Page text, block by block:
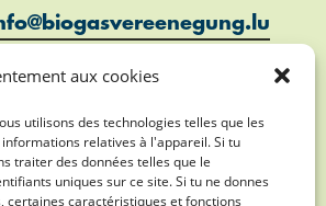
aux cookies
utilisons des technologies telles que les
relatives à l'appareil. Si tu
traiter des données telles que le
uniques sur ce site. Si tu ne donnes
certaines caractéristiques et fonctions